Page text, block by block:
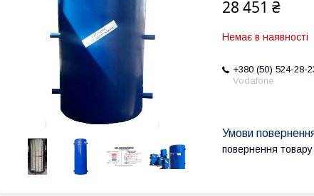
28 451 ₴
Немає в наявності
+380 (50) 524-28-
Vodafone
повернення